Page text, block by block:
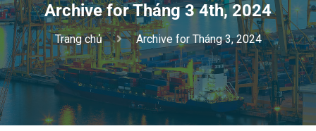
Archive for Tháng 3 4th, 2024
Trang chủ Archive for Tháng 3, 2024